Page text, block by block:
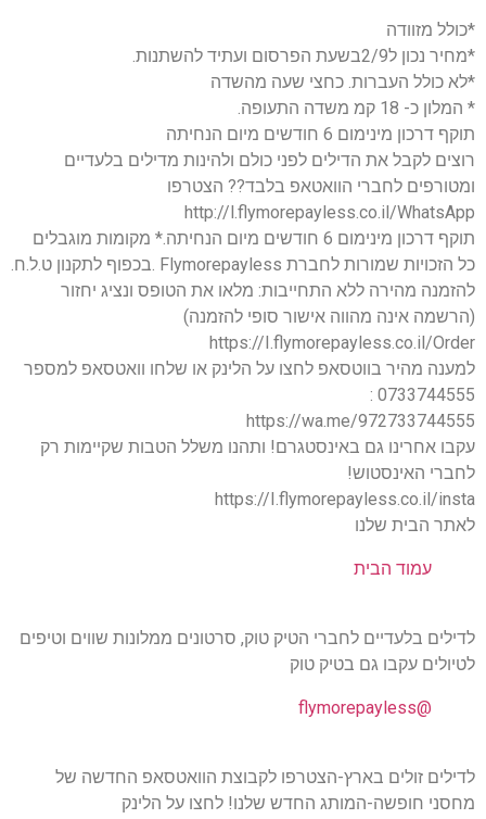
*כולל מזוודה
*מחיר נכון ל2/9בשעת הפרסום ועתיד להשתנות.
*לא כולל העברות. כחצי שעה מהשדה
* המלון כ- 18 קמ משדה התעופה.
תוקף דרכון מינימום 6 חודשים מיום הנחיתה
רוצים לקבל את הדילים לפני כולם ולהינות מדילים בלעדיים
ומטורפים לחברי הוואטאפ בלבד?? הצטרפו
http://l.flymorepayless.co.il/WhatsApp
תוקף דרכון מינימום 6 חודשים מיום הנחיתה.* מקומות מוגבלים
כל הזכויות שמורות לחברת Flymorepayless .בכפוף לתקנון ט.ל.ח.
להזמנה מהירה ללא התחייבות: מלאו את הטופס ונציג יחזור
(הרשמה אינה מהווה אישור סופי להזמנה)
https://I.flymorepayless.co.il/Order
למענה מהיר בווטסאפ לחצו על הלינק או שלחו וואטסאפ למספר
0733744555 :
https://wa.me/972733744555
עקבו אחרינו גם באינסטגרם! ותהנו משלל הטבות שקיימות רק
לחברי האינסטוש!
https://I.flymorepayless.co.il/insta
לאתר הבית שלנו
עמוד הבית
לדילים בלעדיים לחברי הטיק טוק, סרטונים ממלונות שווים וטיפים
לטיולים עקבו גם בטיק טוק
@flymorepayless
לדילים זולים בארץ-הצטרפו לקבוצת הוואטסאפ החדשה של
מחסני חופשה-המותג החדש שלנו! לחצו על הלינק